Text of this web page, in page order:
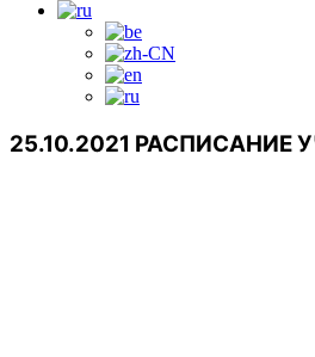
25.10.2021 РАСПИСАНИЕ